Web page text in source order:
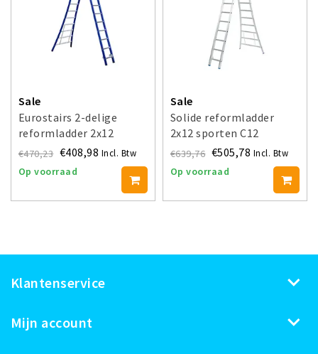
Sale
Eurostairs 2-delige
reformladder 2x12
sporten uitgebogen
€470,23 €408,98 Incl. Btw
Op voorraad
Sale
Solide reformladder
2x12 sporten C12
€639,76 €505,78 Incl. Btw
Op voorraad
Klantenservice
Mijn account